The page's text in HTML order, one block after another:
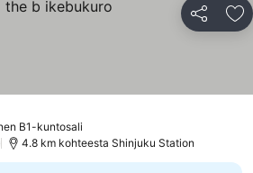
Jaa
B1-kuntosali
4.8 km kohteesta Shinjuku Station